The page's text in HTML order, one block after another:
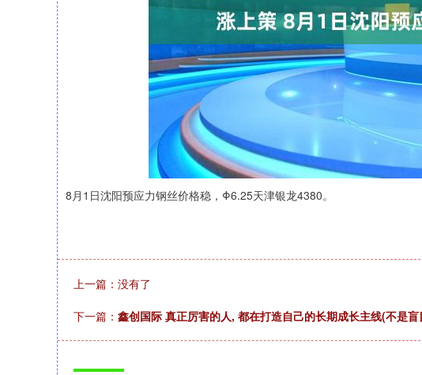
8月1日沈阳预应力钢丝价格稳，Φ6.25天津银龙4380。
上一篇：没有了
下一篇： 鑫创国际 真正厉害的人, 都在打造自己的长期成长主线(不是盲